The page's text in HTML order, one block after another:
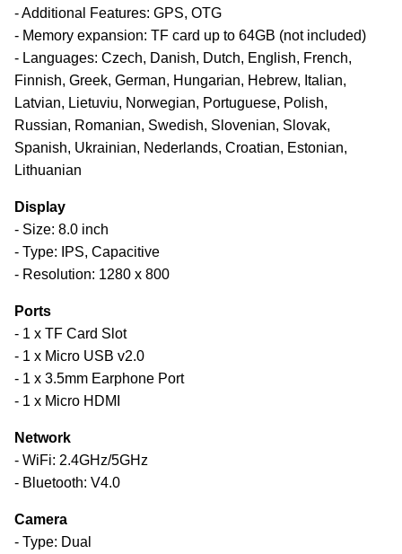
- Additional Features: GPS, OTG
- Memory expansion: TF card up to 64GB (not included)
- Languages: Czech, Danish, Dutch, English, French,
Finnish, Greek, German, Hungarian, Hebrew, Italian,
Latvian, Lietuviu, Norwegian, Portuguese, Polish,
Russian, Romanian, Swedish, Slovenian, Slovak,
Spanish, Ukrainian, Nederlands, Croatian, Estonian,
Lithuanian
Display
- Size: 8.0 inch
- Type: IPS, Capacitive
- Resolution: 1280 x 800
Ports
- 1 x TF Card Slot
- 1 x Micro USB v2.0
- 1 x 3.5mm Earphone Port
- 1 x Micro HDMI
Network
- WiFi: 2.4GHz/5GHz
- Bluetooth: V4.0
Camera
- Type: Dual